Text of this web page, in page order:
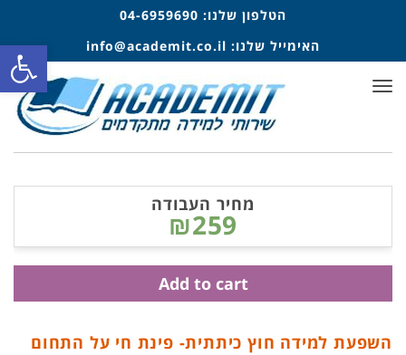
הטלפון שלנו: 04-6959690
האימייל שלנו: info@academit.co.il
תפריט
השפעת למידה חוץ כיתתית- פינת חי על התחום
מחיר העבודה
₪259
Add to cart
פתח